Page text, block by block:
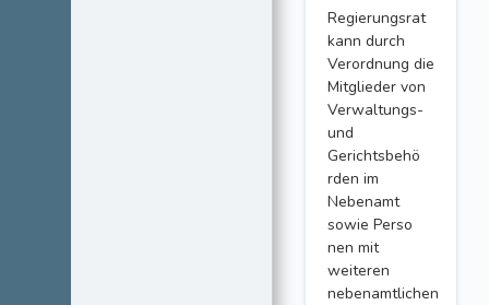
Regierungsrat
kann durch
Verordnung die
Mitglieder von
Verwaltungs-
und
Gerichtsbehö
rden im
Nebenamt
sowie Perso
nen mit
weiteren
nebenamtlichen